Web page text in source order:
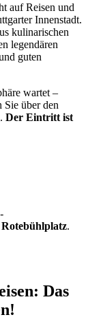
auf Reisen und
Innenstadt.
kulinarischen
legendären
guten
wartet –
Sie über den
Der Eintritt ist
Rotebühlplatz.
Das